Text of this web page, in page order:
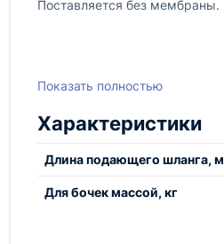
Поставляется без мембраны.
Показать полностью
Характеристики
Длина подающего шланга, м
Для бочек массой, кг